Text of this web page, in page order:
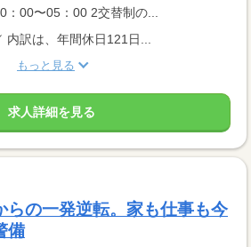
00〜05：00 2交替制の...
内訳は、年間休日121日...
もっと見る
求人詳細を見る
らの一発逆転。家も仕事も今
備